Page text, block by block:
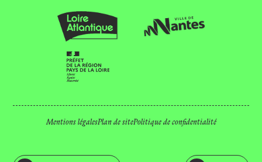
Mentions légalesPlan de sitePolitique de confidentialité
Location d’espacesMécénat
Marchés publics